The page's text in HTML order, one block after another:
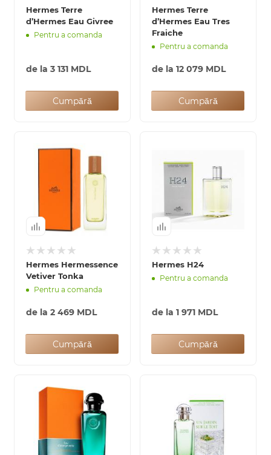
Hermes Terre
d’Hermes Eau Givree
Pentru a comanda
de la 3 131 MDL
Cumpără
Hermes Terre
d’Hermes Eau Tres
Fraiche
Pentru a comanda
de la 12 079 MDL
Cumpără
Hermes Hermessence
Vetiver Tonka
Pentru a comanda
de la 2 469 MDL
Cumpără
Hermes H24
Pentru a comanda
de la 1 971 MDL
Cumpără